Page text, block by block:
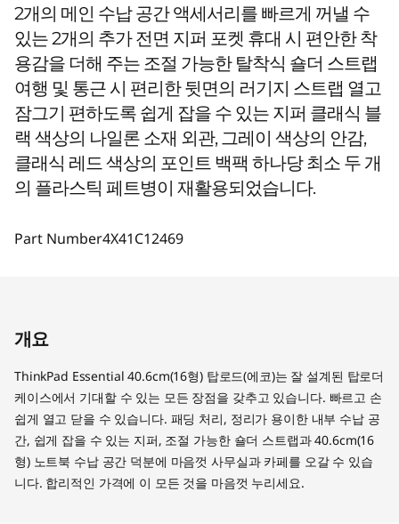
2개의 메인 수납 공간 액세서리를 빠르게 꺼낼 수
있는 2개의 추가 전면 지퍼 포켓 휴대 시 편안한 착
용감을 더해 주는 조절 가능한 탈착식 숄더 스트랩
여행 및 통근 시 편리한 뒷면의 러기지 스트랩 열고
잠그기 편하도록 쉽게 잡을 수 있는 지퍼 클래식 블
랙 색상의 나일론 소재 외관, 그레이 색상의 안감,
클래식 레드 색상의 포인트 백팩 하나당 최소 두 개
의 플라스틱 페트병이 재활용되었습니다.
Part Number4X41C12469
개요
ThinkPad Essential 40.6cm(16형) 탑로드(에코)는 잘 설계된 탑로더
케이스에서 기대할 수 있는 모든 장점을 갖추고 있습니다. 빠르고 손
쉽게 열고 닫을 수 있습니다. 패딩 처리, 정리가 용이한 내부 수납 공
간, 쉽게 잡을 수 있는 지퍼, 조절 가능한 숄더 스트랩과 40.6cm(16
형) 노트북 수납 공간 덕분에 마음껏 사무실과 카페를 오갈 수 있습
니다. 합리적인 가격에 이 모든 것을 마음껏 누리세요.